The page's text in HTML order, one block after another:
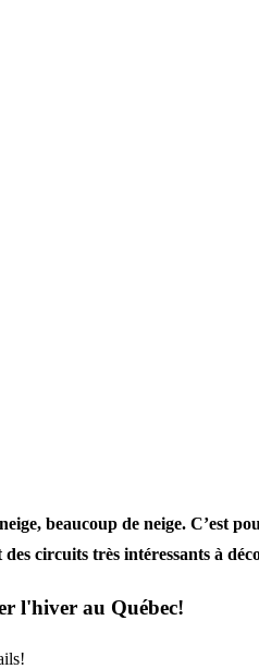
beaucoup de neige. C’est
circuits très intéressants à
l'hiver au Québec!